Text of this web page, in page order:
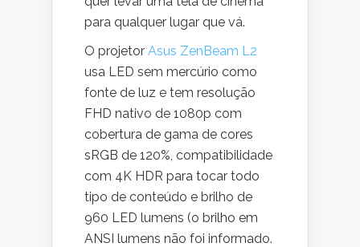
para qualquer lugar que vá.
O projetor Asus ZenBeam L2
usa LED sem mercúrio como
fonte de luz e tem resolução
FHD nativo de 1080p com
cobertura de gama de cores
sRGB de 120%, compatibilidade
com 4K HDR para tocar todo
tipo de conteúdo e brilho de
960 LED lumens (o brilho em
ANSI lumens não foi informado.